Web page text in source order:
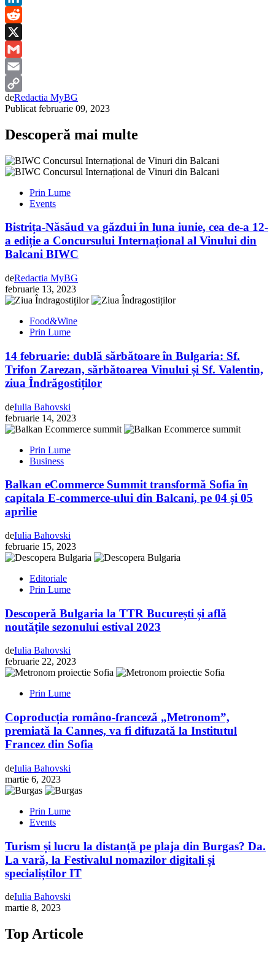
LinkedIn
Reddit
X
Gmail
Email
Copy
deRedactia MyBG
Publicat februarie 09, 2023
Descoperă mai multe
Prin Lume
Events
Bistrița-Năsăud va găzdui în luna iunie, cea de-a 12-
a ediție a Concursului Internațional al Vinului din
Balcani BIWC
deRedactia MyBG
februarie 13, 2023
Food&Wine
Prin Lume
14 februarie: dublă sărbătoare în Bulgaria: Sf.
Trifon Zarezan, sărbătoarea Vinului și Sf. Valentin,
ziua Îndrăgostiților
deIulia Bahovski
februarie 14, 2023
Prin Lume
Business
Balkan eCommerce Summit transformă Sofia în
capitala E-commerce-ului din Balcani, pe 04 și 05
aprilie
deIulia Bahovski
februarie 15, 2023
Editoriale
Prin Lume
Descoperă Bulgaria la TTR București și află
noutățile sezonului estival 2023
deIulia Bahovski
februarie 22, 2023
Prin Lume
Coproducția româno-franceză „Metronom”,
premiată la Cannes, va fi difuzată la Institutul
Francez din Sofia
deIulia Bahovski
martie 6, 2023
Prin Lume
Events
Turism și lucru la distanță pe plaja din Burgas? Da.
La vară, la Festivalul nomazilor digitali și
specialiștilor IT
deIulia Bahovski
martie 8, 2023
Top Articole